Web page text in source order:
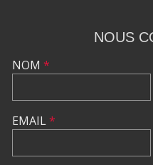
NOUS
NOM *
EMAIL*